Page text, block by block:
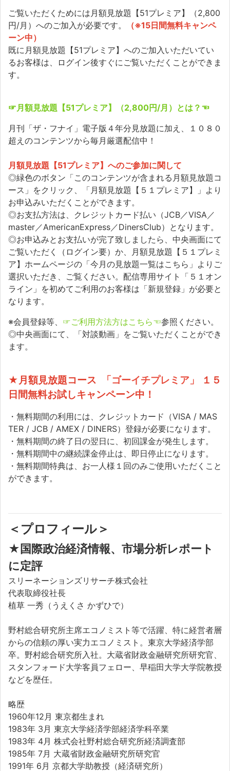
ご覧いただくためには月額見放題【51プレミア】（2,800
円/月）へのご加入が必要です。
（※15日間無料キャンペ
ーン中）
既に月額見放題【51プレミア】へのご加入いただいてい
るお客様は、ログイン後すぐにご覧いただくことができま
す。
☞月額見放題【51プレミア】（2,800円/月）とは？☜
月刊「ザ・フナイ」電子版４年分見放題に加え、１０８０
超えのコンテンツから毎月厳選配信中！
月額見放題【51プレミア】へのご参加に関して
◎緑色のボタン「このコンテンツが含まれる月額見放題コ
ース」をクリック、「月額見放題【５１プレミア】」より
お申込みいただくことができます。
◎お支払方法は、クレジットカード払い（JCB／VISA／
master／AmericanExpress／DinersClub）となります。
◎お申込みとお支払いが完了致しましたら、中央画面にて
ご覧いただく（ログイン要）か、月額見放題【５１プレミ
ア】ホームページの「今月の見放題一覧はこちら」よりご
選択いただき、ご覧ください。配信専用サイト「５１オン
ライン」を初めてご利用のお客様は「新規登録」が必要と
なります。
※会員登録等、 ☞ご利用方法方はこちら☜参照ください。
◎中央画面にて、「対談動画」をご覧いただくことができ
ます。
★月額見放題コース 「ゴーイチプレミア」
１５
日間無料お試しキャンペーン中！
・無料期間の利用には、クレジットカード（VISA / MAS
TER / JCB / AMEX / DINERS）登録が必要になります。
・無料期間の終了日の翌日に、初回課金が発生します。
・無料期間中の継続課金停止は、即日停止になります。
・無料期間特典は、お一人様１回のみご使用いただくこと
ができます。
＜プロフィール＞
★ 国際政治経済情報、市場分析レポート
に定評
スリーネーションズリサーチ株式会社
代表取締役社長
植草 一秀（うえくさ かずひで）
野村総合研究所主席エコノミスト等で活躍、特に経営者層
からの信頼の厚い実力エコノミスト。東京大学経済学部
卒。野村総合研究所入社。大蔵省財政金融研究所研究官、
スタンフォード大学客員フェロー、早稲田大学大学院教授
などを歴任。
略歴
1960年12月 東京都生まれ
1983年 3月 東京大学経済学部経済学科卒業
1983年 4月 株式会社野村総合研究所経済調査部
1985年 7月 大蔵省財政金融研究所研究官
1991年 6月 京都大学助教授（経済研究所）